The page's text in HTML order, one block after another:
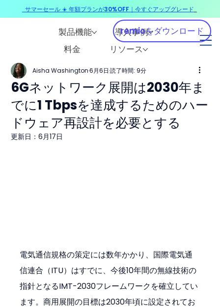
製品機能
導入事例
料金
リソース
remioをダウンロード
6Gネットワーク展開は2030年ま
でに1 Tbpsを達成するためのハー
ドウェア再設計を必要とする
Aisha Washington 6月6日 読了時間: 9分
更新日：6月17日
電気通信規格の策定には数年かかり、国際電気通
信連合（ITU）はすでに、今後10年間の無線技術の
指針となるIMT-2030フレームワークを確立してい
ます。商用展開の目標は2030年頃に設定されてお
サマーセール ☀️ 年額プランが30%OFF｜今すぐアップグレード